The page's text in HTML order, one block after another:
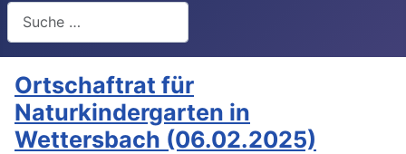
Suchen
Ortschaftrat für
Naturkindergarten in
Wettersbach (06.02.2025)